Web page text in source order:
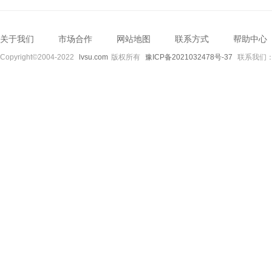
关于我们 市场合作 网站地图 联系方式 帮助中心
Copyright©2004-2022 lvsu.com 版权所有 豫ICP备2021032478号-37 联系我们